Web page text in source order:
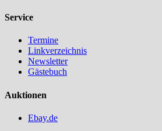
Service
Termine
Linkverzeichnis
Newsletter
Gästebuch
Auktionen
Ebay.de